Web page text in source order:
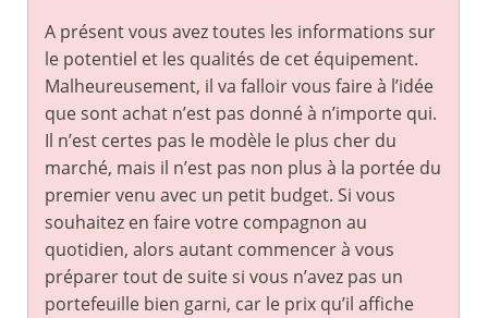
A présent vous avez toutes les informations sur
le potentiel et les qualités de cet équipement.
Malheureusement, il va falloir vous faire à l’idée
que sont achat n’est pas donné à n’importe qui.
Il n’est certes pas le modèle le plus cher du
marché, mais il n’est pas non plus à la portée du
premier venu avec un petit budget. Si vous
souhaitez en faire votre compagnon au
quotidien, alors autant commencer à vous
préparer tout de suite si vous n’avez pas un
portefeuille bien garni, car le prix qu’il affiche